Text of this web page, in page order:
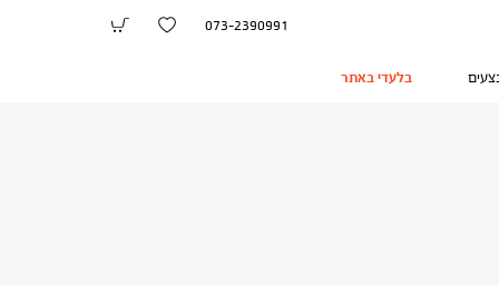
073-2390991
בלעדי באתר